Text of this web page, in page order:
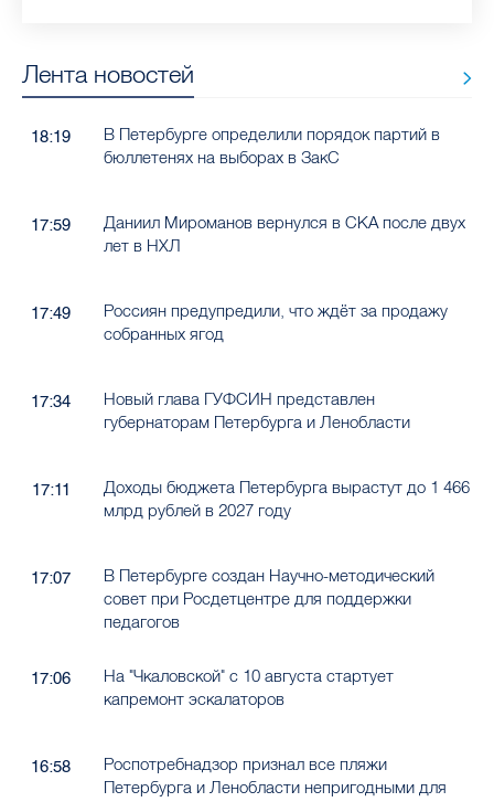
Лента новостей
18:19
В Петербурге определили порядок партий в
бюллетенях на выборах в ЗакС
17:59
Даниил Мироманов вернулся в СКА после двух
лет в НХЛ
17:49
Россиян предупредили, что ждёт за продажу
собранных ягод
17:34
Новый глава ГУФСИН представлен
губернаторам Петербурга и Ленобласти
17:11
Доходы бюджета Петербурга вырастут до 1 466
млрд рублей в 2027 году
17:07
В Петербурге создан Научно-методический
совет при Росдетцентре для поддержки
педагогов
17:06
На "Чкаловской" с 10 августа стартует
капремонт эскалаторов
16:58
Роспотребнадзор признал все пляжи
Петербурга и Ленобласти непригодными для